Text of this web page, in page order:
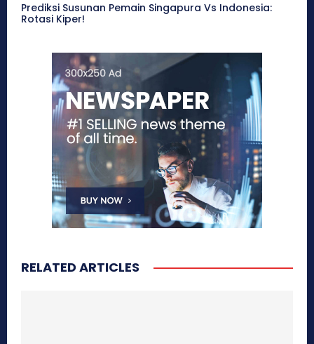
Prediksi Susunan Pemain Singapura Vs Indonesia:
Rotasi Kiper!
RELATED ARTICLES